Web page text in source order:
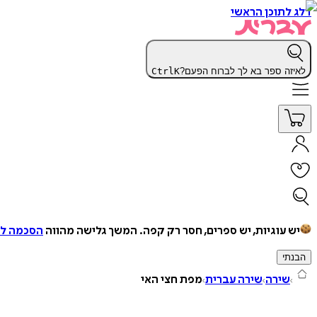
דלג לתוכן הראשי
לאיזה ספר בא לך לברוח הפעם? CtrlK
יש עוגיות, יש ספרים, חסר רק קפה. המשך גלישה מהווה הסכמה
הבנתי
שירה שירה עברית מפת חצי האי